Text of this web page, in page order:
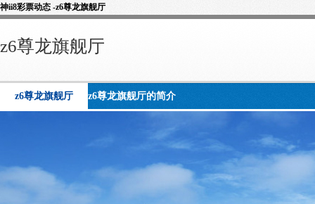
神ii8彩票动态 -z6尊龙旗舰厅
z6尊龙旗舰厅
z6尊龙旗舰厅 z6尊龙旗舰厅的简介